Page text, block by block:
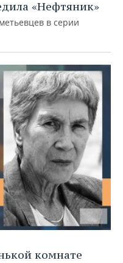
«Нефтяник»
в серии
комнате